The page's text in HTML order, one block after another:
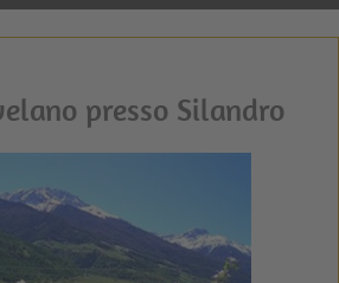
presso Silandro